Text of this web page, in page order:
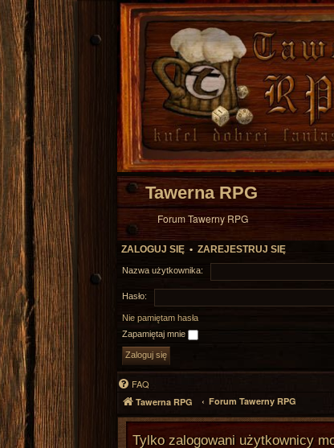
Tawerna RPG
Forum Tawerny RPG
ZALOGUJ SIĘ • ZAREJESTRUJ SIĘ
Nazwa użytkownika:
Hasło:
Nie pamiętam hasła
Zapamiętaj mnie
FAQ
Tawerna RPG Forum Tawerny RPG
Tylko zalogowani użytkownicy